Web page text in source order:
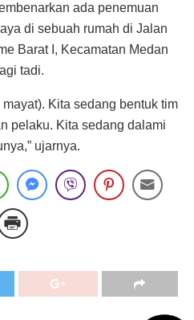
ada penemuan
di sebuah rumah di Jalan
Barat I, Kecamatan Medan
tadi.
Kita sedang bentuk tim
pelaku. Kita sedang dalami
ujarnya.